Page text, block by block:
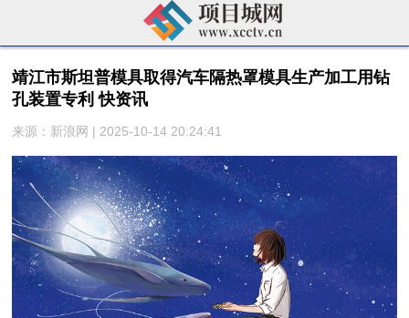
靖江市斯坦普模具取得汽车隔热罩模具生产加工用钻
孔装置专利 快资讯
来源：新浪网 | 2025-10-14 20:24:41